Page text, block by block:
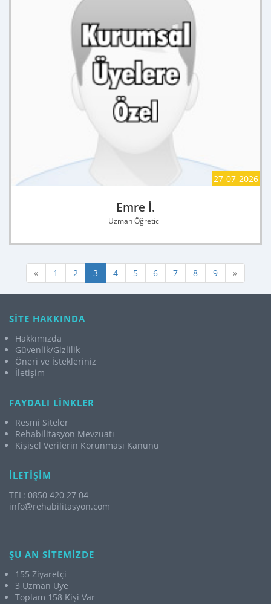
27-07-2026
Emre İ.
Uzman Öğretici
« 1 2 3 4 5 6 7 8 9 »
SİTE HAKKINDA
Hakkımızda
Güvenlik/Gizlilik
Öneri ve İstekleriniz
İletişim
FAYDALI LİNKLER
Resmi Siteler
Rehabilitasyon Mevzuatı
Kişisel Verilerin Korunması Kanunu
İLETİŞİM
TEL: 0850 420 27 04
info
rehabilitasyon.com
ŞU AN SİTEMİZDE
155 Ziyaretçi
3 Uzman Üye
Toplam 158 Kişi Var